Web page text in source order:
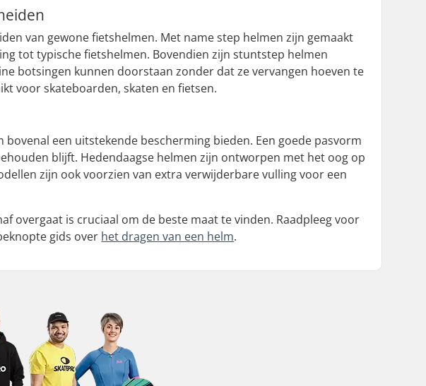
van gewone fietshelmen. Met name step helmen zijn gemaakt
tot typische fietshelmen. Bovendien zijn stuntstep helmen
botsingen kunnen doorstaan zonder dat ze vervangen hoeven te
voor skateboarden, skaten en fietsen.
een uitstekende bescherming bieden. Een goede pasvorm
blijft. Hedendaagse helmen zijn ontworpen met het oog op
zijn ook voorzien van extra verwijderbare vulling voor een
overgaat is cruciaal om de beste maat te vinden. Raadpleeg voor
gids over het dragen van een helm.